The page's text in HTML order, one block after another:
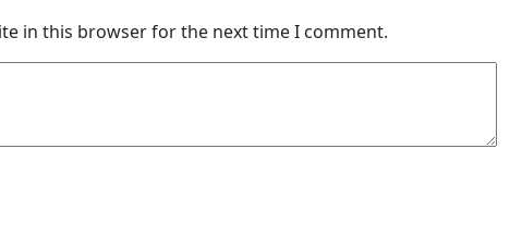
in this browser for the next time I comment.